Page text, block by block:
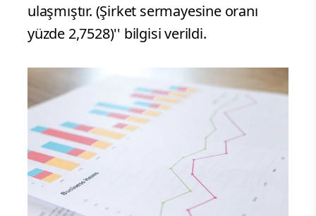
ulaşmıştır. (Şirket sermayesine oranı
yüzde 2,7528)'' bilgisi verildi.